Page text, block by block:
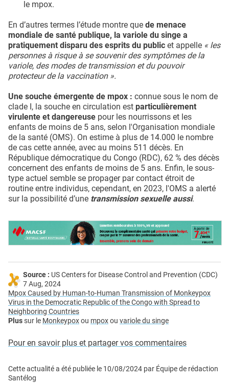
le mpox.
En d’autres termes l’étude montre que de menace
mondiale de santé publique, la variole du singe a
pratiquement disparu des esprits du public et appelle « les
personnes à risque à se souvenir des symptômes de la
variole, des modes de transmission et du pouvoir
protecteur de la vaccination ».
Une souche émergente de mpox : connue sous le nom de
clade I, la souche en circulation est particulièrement
virulente et dangereuse pour les nourrissons et les
enfants de moins de 5 ans, selon l'Organisation mondiale
de la santé (OMS). On estime à plus de 14.000 le nombre
de cas cette année, avec au moins 511 décès. En
République démocratique du Congo (RDC), 62 % des décès
concernent des enfants de moins de 5 ans. Enfin, le sous-
type actuel semble se propager par contact étroit de
routine entre individus, cependant, en 2023, l'OMS a alerté
sur la possibilité d’une transmission sexuelle aussi.
Source : US Centers for Disease Control and Prevention (CDC)
7 Aug, 2024
Mpox Caused by Human-to-Human Transmission of Monkeypox
Virus in the Democratic Republic of the Congo with Spread to
Neighboring Countries
Plussur le Monkeypoxou mpoxou variole du singe
Pour en savoir plus et partager vos commentaires
Cette actualité a été publiée le 10/08/2024 par Équipe de rédaction
Santélog